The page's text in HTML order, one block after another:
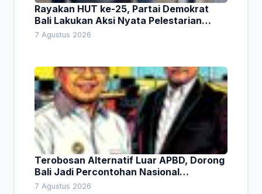
Rayakan HUT ke-25, Partai Demokrat
Bali Lakukan Aksi Nyata Pelestarian
Lingkungan
7 Agustus 2026
Terobosan Alternatif Luar APBD, Dorong
Bali Jadi Percontohan Nasional
Pembiayaan Daerah
7 Agustus 2026